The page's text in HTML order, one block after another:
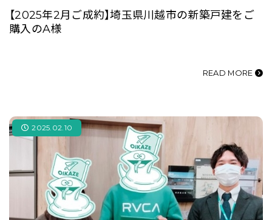
【2025年2月ご成約】埼玉県川越市の新築戸建をご
購入のA様
READ MORE
2025.02.10